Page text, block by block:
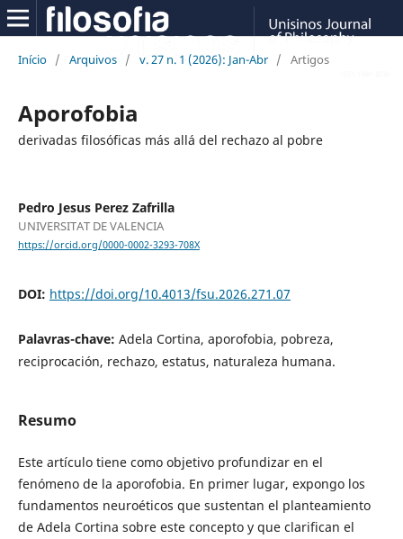
Início / Arquivos / v. 27 n. 1 (2026): Jan-Abr / Artigos
Aporofobia
derivadas filosóficas más allá del rechazo al pobre
Pedro Jesus Perez Zafrilla
UNIVERSITAT DE VALENCIA
https://orcid.org/0000-0002-3293-708X
DOI: https://doi.org/10.4013/fsu.2026.271.07
Palavras-chave: Adela Cortina, aporofobia, pobreza,
reciprocación, rechazo, estatus, naturaleza humana.
Resumo
Este artículo tiene como objetivo profundizar en el
fenómeno de la aporofobia. En primer lugar, expongo los
fundamentos neuroéticos que sustentan el planteamiento
de Adela Cortina sobre este concepto y que clarifican el